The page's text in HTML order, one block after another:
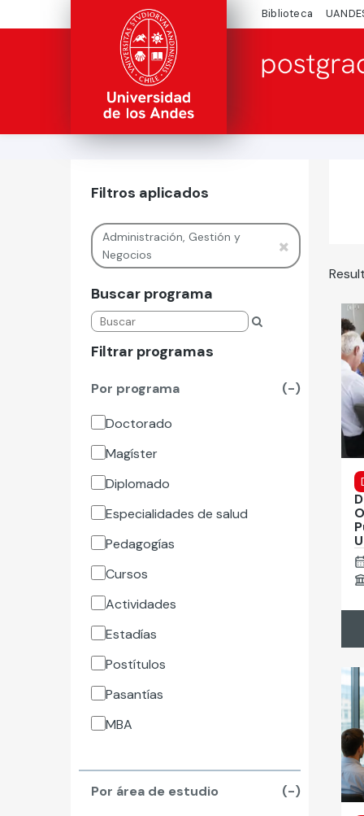
Biblioteca
Filtros aplicados
Administración, Gestión y
Negocios
Buscar programa
Filtrar programas
Por programa (-)
Doctorado
Magíster
Diplomado
Especialidades de salud
Pedagogías
Cursos
Actividades
Estadías
Postítulos
Pasantías
MBA
Por área de estudio (-)